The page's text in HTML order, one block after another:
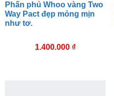
Phấn phủ Whoo vàng Two
Way Pact đẹp mỏng mịn
như tơ.
1.400.000 ₫